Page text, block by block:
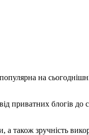
на
приватних блогів
а також зручність